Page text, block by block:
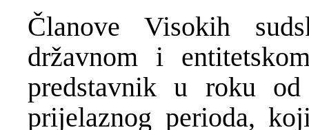
Članove Visokih
državnom i
predstavnik u roku
prijelaznog perioda,